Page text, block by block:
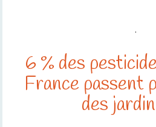
.
6 % des
France passent
des